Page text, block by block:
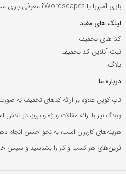
بازی آمیزرا یا Wordscapes؟ معرفی بازی مشابه آمیرزا
لینک های مفید
کد های تخفیف
ثبت آنلاین کد تخفیف
بلاگ
درباره ما
تاپ کوپن علاوه بر ارائه کدهای تخفیف به
وبلاگ نیز با ارائه مقالات ویژه و بروز، در
هزینه‌های کاربران است؛ به نحو احسن انجام
ترین‌های هر کسب و کار را بشناسید و سپس